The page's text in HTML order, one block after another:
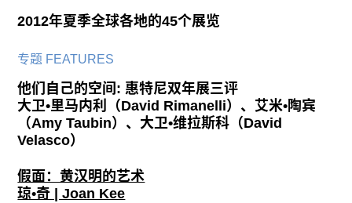
2012年夏季全球各地的45个展览
专题 FEATURES
他们自己的空间: 惠特尼双年展三评
大卫•里马内利（David Rimanelli）、艾米•陶宾
（Amy Taubin）、大卫•维拉斯科（David
Velasco）
假面：黄汉明的艺术
琼•奇 | Joan Kee